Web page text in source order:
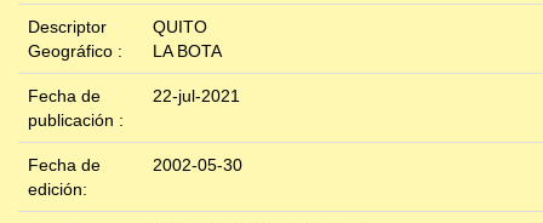
Descriptor
Geográfico :
QUITO
LA BOTA
Fecha de
publicación :
22-jul-2021
Fecha de
edición:
2002-05-30